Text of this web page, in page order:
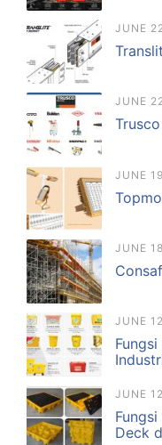
JUNE
JUNE
JUNE
JUNE
JUNE
JUNE
Deck